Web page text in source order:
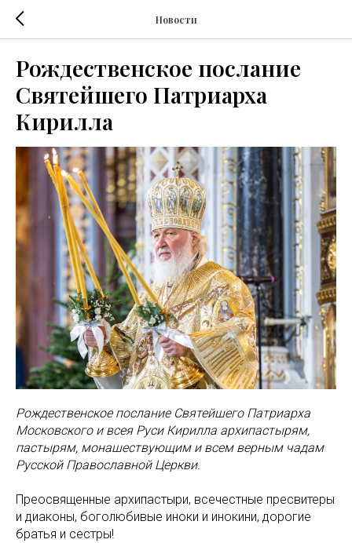
Новости
Рождественское послание
Святейшего Патриарха
Кирилла
Рождественское послание Святейшего Патриарха
Московского и всея Руси Кирилла архипастырям,
пастырям, монашествующим и всем верным чадам
Русской Православной Церкви.
Преосвященные архипастыри, всечестные пресвитеры
и диаконы, боголюбивые иноки и инокини, дорогие
братья и сестры!